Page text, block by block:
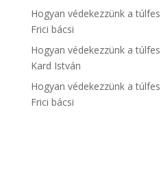
Hogyan védekezzünk a
Frici bácsi
Hogyan védekezzünk a
Kard István
Hogyan védekezzünk a
Frici bácsi